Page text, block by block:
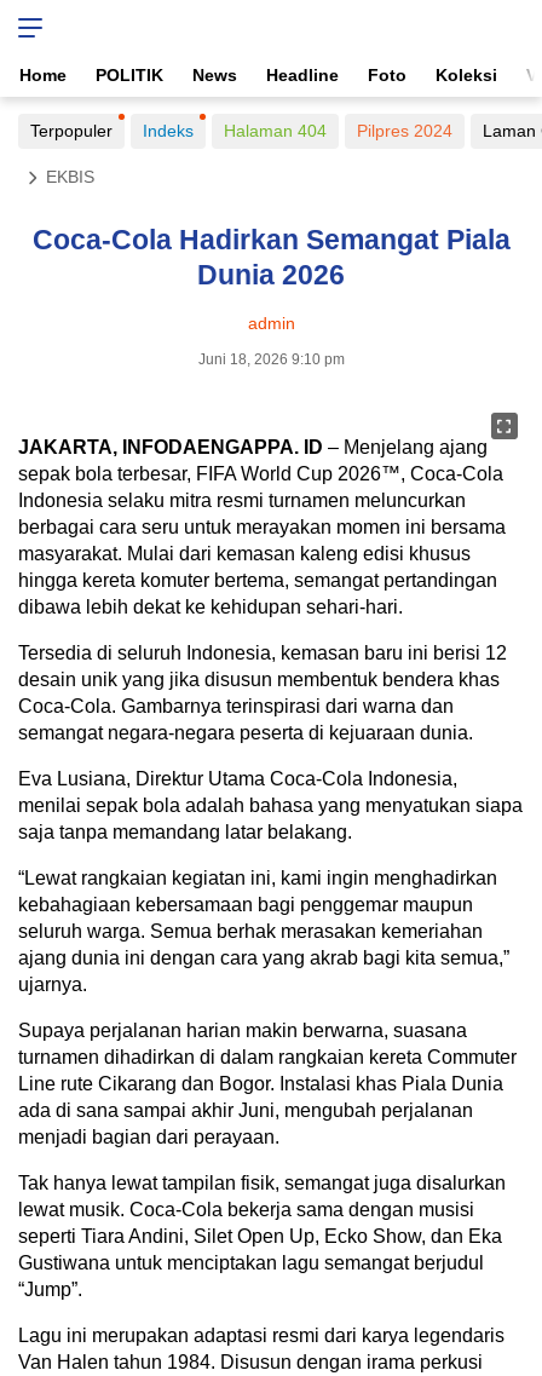
Home POLITIK News Headline Foto Koleksi
Terpopuler Indeks Halaman 404 Pilpres 2024 Laman
EKBIS
Coca‑Cola Hadirkan Semangat Piala
Dunia 2026
admin
Juni 18, 2026 9:10 pm
JAKARTA, INFODAENGAPPA. ID – Menjelang ajang
sepak bola terbesar, FIFA World Cup 2026™, Coca‑Cola
Indonesia selaku mitra resmi turnamen meluncurkan
berbagai cara seru untuk merayakan momen ini bersama
masyarakat. Mulai dari kemasan kaleng edisi khusus
hingga kereta komuter bertema, semangat pertandingan
dibawa lebih dekat ke kehidupan sehari‑hari.
Tersedia di seluruh Indonesia, kemasan baru ini berisi 12
desain unik yang jika disusun membentuk bendera khas
Coca‑Cola. Gambarnya terinspirasi dari warna dan
semangat negara‑negara peserta di kejuaraan dunia.
Eva Lusiana, Direktur Utama Coca‑Cola Indonesia,
menilai sepak bola adalah bahasa yang menyatukan siapa
saja tanpa memandang latar belakang.
“Lewat rangkaian kegiatan ini, kami ingin menghadirkan
kebahagiaan kebersamaan bagi penggemar maupun
seluruh warga. Semua berhak merasakan kemeriahan
ajang dunia ini dengan cara yang akrab bagi kita semua,”
ujarnya.
Supaya perjalanan harian makin berwarna, suasana
turnamen dihadirkan di dalam rangkaian kereta Commuter
Line rute Cikarang dan Bogor. Instalasi khas Piala Dunia
ada di sana sampai akhir Juni, mengubah perjalanan
menjadi bagian dari perayaan.
Tak hanya lewat tampilan fisik, semangat juga disalurkan
lewat musik. Coca‑Cola bekerja sama dengan musisi
seperti Tiara Andini, Silet Open Up, Ecko Show, dan Eka
Gustiwana untuk menciptakan lagu semangat berjudul
“Jump”.
Lagu ini merupakan adaptasi resmi dari karya legendaris
Van Halen tahun 1984. Disusun dengan irama perkusi